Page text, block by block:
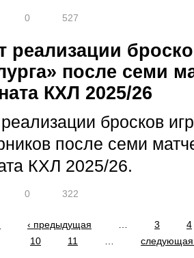
0 527
реализации
после семи
КХЛ 2025/26
бросков
после семи
КХЛ 2025/26.
0 322
‹ предыдущая 3
4
10
11 следующая